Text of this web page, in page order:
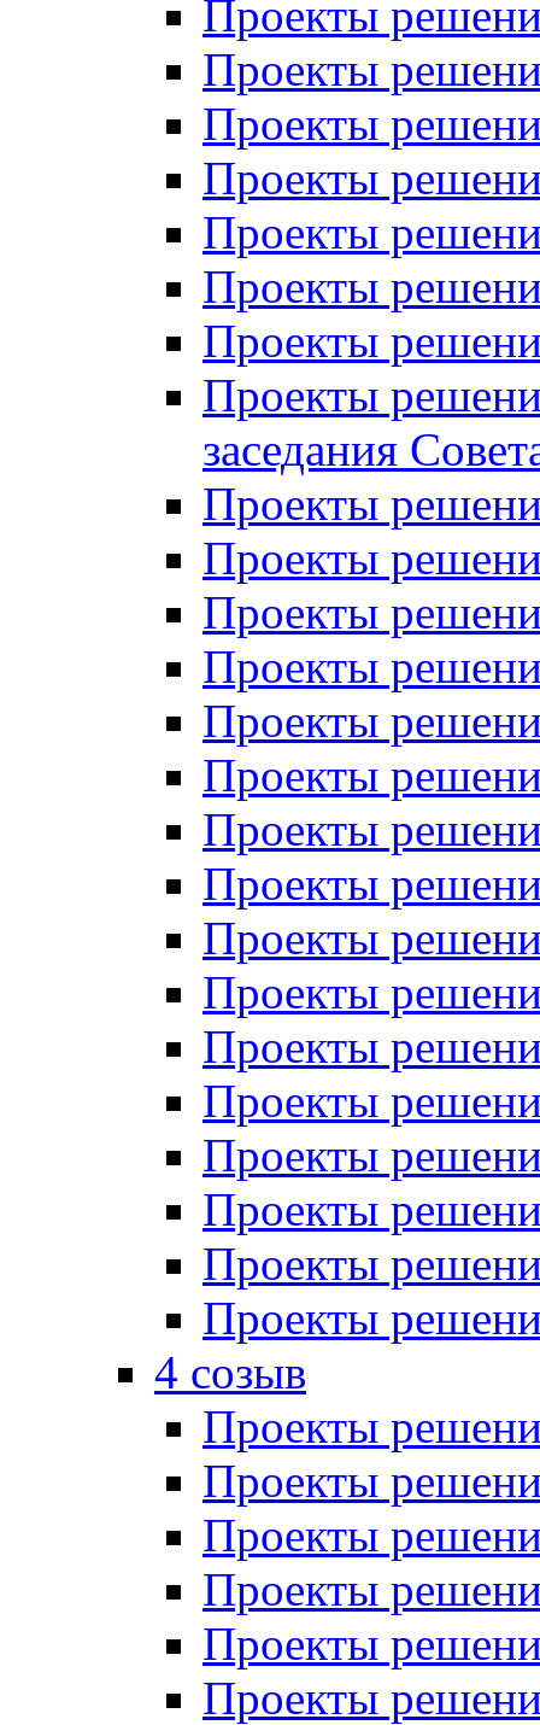
Проекты
Проекты
Проекты
Проекты
Проекты
Проекты
Проекты
Проекты
заседания
Проекты
Проекты
Проекты
Проекты
Проекты
Проекты
Проекты
Проекты
Проекты
Проекты
Проекты
Проекты
Проекты
Проекты
Проекты
Проекты
4 созыв
Проекты
Проекты
Проекты
Проекты
Проекты
Проекты